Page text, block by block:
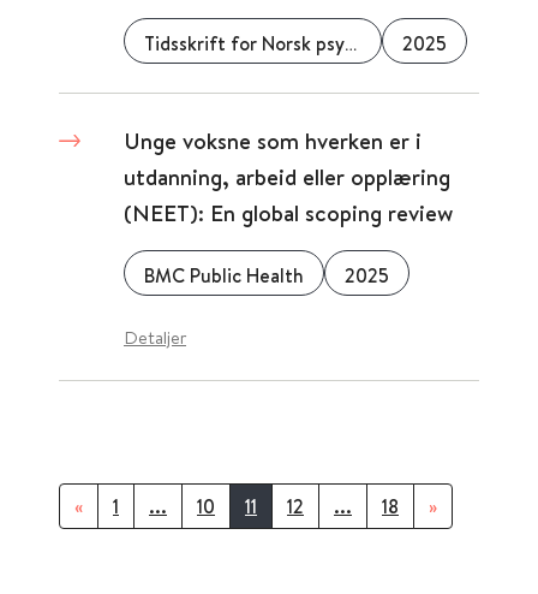
Tidsskrift for Norsk psykologforening 2025
Unge voksne som hverken er i
utdanning, arbeid eller opplæring
(NEET): En global scoping review
BMC Public Health 2025
Detaljer
« 1 ... 10 11 12 ... 18 »